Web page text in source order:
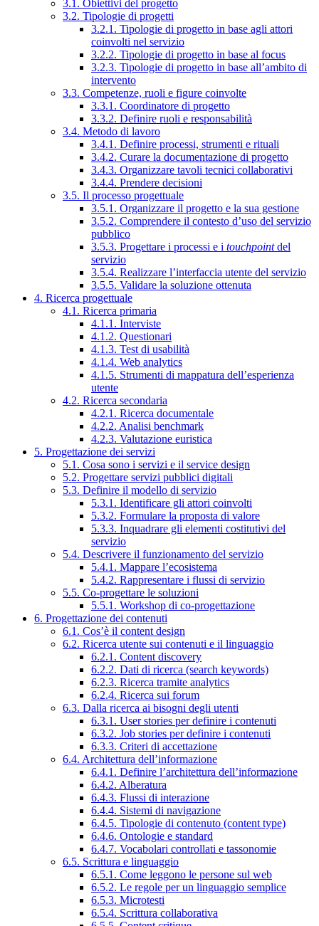
3.1. Obiettivi del progetto
3.2. Tipologie di progetti
3.2.1. Tipologie di progetto in base agli attori
coinvolti nel servizio
3.2.2. Tipologie di progetto in base al focus
3.2.3. Tipologie di progetto in base all’ambito di
intervento
3.3. Competenze, ruoli e figure coinvolte
3.3.1. Coordinatore di progetto
3.3.2. Definire ruoli e responsabilità
3.4. Metodo di lavoro
3.4.1. Definire processi, strumenti e rituali
3.4.2. Curare la documentazione di progetto
3.4.3. Organizzare tavoli tecnici collaborativi
3.4.4. Prendere decisioni
3.5. Il processo progettuale
3.5.1. Organizzare il progetto e la sua gestione
3.5.2. Comprendere il contesto d’uso del servizio
pubblico
3.5.3. Progettare i processi e i touchpointdel
servizio
3.5.4. Realizzare l’interfaccia utente del servizio
3.5.5. Validare la soluzione ottenuta
4. Ricerca progettuale
4.1. Ricerca primaria
4.1.1. Interviste
4.1.2. Questionari
4.1.3. Test di usabilità
4.1.4. Web analytics
4.1.5. Strumenti di mappatura dell’esperienza
utente
4.2. Ricerca secondaria
4.2.1. Ricerca documentale
4.2.2. Analisi benchmark
4.2.3. Valutazione euristica
5. Progettazione dei servizi
5.1. Cosa sono i servizi e il service design
5.2. Progettare servizi pubblici digitali
5.3. Definire il modello di servizio
5.3.1. Identificare gli attori coinvolti
5.3.2. Formulare la proposta di valore
5.3.3. Inquadrare gli elementi costitutivi del
servizio
5.4. Descrivere il funzionamento del servizio
5.4.1. Mappare l’ecosistema
5.4.2. Rappresentare i flussi di servizio
5.5. Co-progettare le soluzioni
5.5.1. Workshop di co-progettazione
6. Progettazione dei contenuti
6.1. Cos’è il content design
6.2. Ricerca utente sui contenuti e il linguaggio
6.2.1. Content discovery
6.2.2. Dati di ricerca (search keywords)
6.2.3. Ricerca tramite analytics
6.2.4. Ricerca sui forum
6.3. Dalla ricerca ai bisogni degli utenti
6.3.1. User stories per definire i contenuti
6.3.2. Job stories per definire i contenuti
6.3.3. Criteri di accettazione
6.4. Architettura dell’informazione
6.4.1. Definire l’architettura dell’informazione
6.4.2. Alberatura
6.4.3. Flussi di interazione
6.4.4. Sistemi di navigazione
6.4.5. Tipologie di contenuto (content type)
6.4.6. Ontologie e standard
6.4.7. Vocabolari controllati e tassonomie
6.5. Scrittura e linguaggio
6.5.1. Come leggono le persone sul web
6.5.2. Le regole per un linguaggio semplice
6.5.3. Microtesti
6.5.4. Scrittura collaborativa